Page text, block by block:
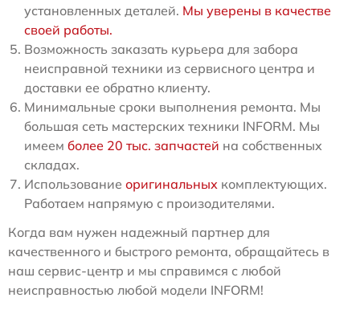
установленных деталей. Мы уверены в качестве
своей работы.
Возможность заказать курьера для забора
неисправной техники из сервисного центра и
доставки ее обратно клиенту.
Минимальные сроки выполнения ремонта. Мы
большая сеть мастерских техники INFORM. Мы
имеем более 20 тыс. запчастей на собственных
складах.
Использование оригинальных комплектующих.
Работаем напрямую с произодителями.
Когда вам нужен надежный партнер для
качественного и быстрого ремонта, обращайтесь в
наш сервис-центр и мы справимся с любой
неисправностью любой модели INFORM!